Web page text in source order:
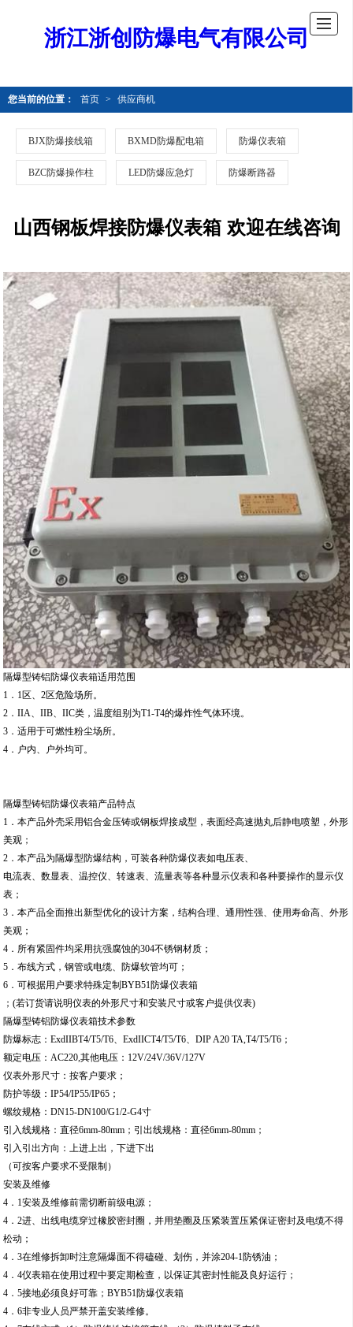
浙江浙创防爆电气有限公司
您当前的位置： 首页 > 供应商机
BJX防爆接线箱 BXMD防爆配电箱 防爆仪表箱
BZC防爆操作柱 LED防爆应急灯 防爆断路器
山西钢板焊接防爆仪表箱 欢迎在线咨询
隔爆型铸铝防爆仪表箱适用范围
1．1区、2区危险场所。
2．IIA、IIB、IIC类，温度组别为T1-T4的爆炸性气体环境。
3．适用于可燃性粉尘场所。
4．户内、户外均可。
隔爆型铸铝防爆仪表箱产品特点
1．本产品外壳采用铝合金压铸或钢板焊接成型，表面经高速抛丸后静电喷塑，外形
美观；
2．本产品为隔爆型防爆结构，可装各种防爆仪表如电压表、
电流表、数显表、温控仪、转速表、流量表等各种显示仪表和各种要操作的显示仪
表；
3．本产品全面推出新型优化的设计方案，结构合理、通用性强、使用寿命高、外形
美观；
4．所有紧固件均采用抗强腐蚀的304不锈钢材质；
5．布线方式，钢管或电缆、防爆软管均可；
6．可根据用户要求特殊定制BYB51防爆仪表箱
；(若订货请说明仪表的外形尺寸和安装尺寸或客户提供仪表)
隔爆型铸铝防爆仪表箱技术参数
防爆标志：ExdIIBT4/T5/T6、ExdIICT4/T5/T6、DIP A20 TA,T4/T5/T6；
额定电压：AC220,其他电压：12V/24V/36V/127V
仪表外形尺寸：按客户要求；
防护等级：IP54/IP55/IP65；
螺纹规格：DN15-DN100/G1/2-G4寸
引入线规格：直径6mm-80mm；引出线规格：直径6mm-80mm；
引入引出方向：上进上出，下进下出
（可按客户要求不受限制）
安装及维修
4．1安装及维修前需切断前级电源；
4．2进、出线电缆穿过橡胶密封圈，并用垫圈及压紧装置压紧保证密封及电缆不得
松动；
4．3在维修拆卸时注意隔爆面不得磕碰、划伤，并涂204-1防锈油；
4．4仪表箱在使用过程中要定期检查，以保证其密封性能及良好运行；
4．5接地必须良好可靠；BYB51防爆仪表箱
4．6非专业人员严禁开盖安装维修。